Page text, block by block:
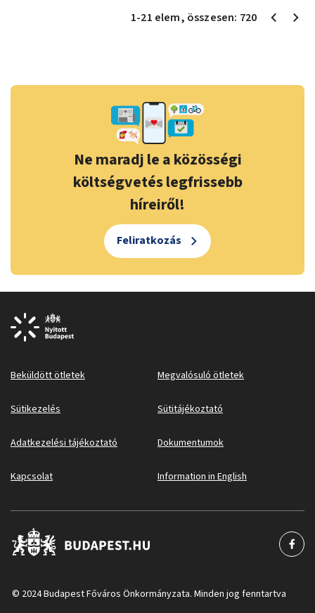
1-21 elem, összesen: 720
Ne maradj le a közösségi
költségvetés legfrissebb
híreiről!
Feliratkozás
Beküldött ötletek Megvalósuló ötletek
Sütikezelés Sütitájékoztató
Adatkezelési tájékoztató Dokumentumok
Kapcsolat Information in English
© 2024 Budapest Főváros Önkormányzata. Minden jog fenntartva